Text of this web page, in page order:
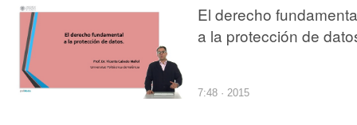
El derecho
a la protección de
7:48 · 2015